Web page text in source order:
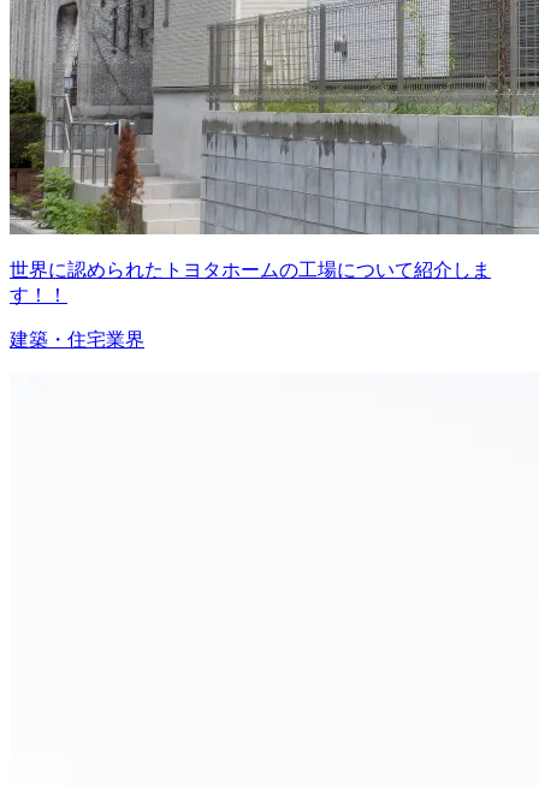
世界に認められたトヨタホームの工場について紹介しま
す！！
建築・住宅業界